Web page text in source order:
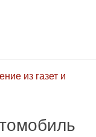
из газет и